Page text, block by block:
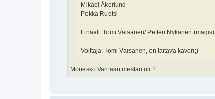
Mikael Åkerlund
Pekka Ruotsi
Finaali: Tomi Väisänen/ Petteri Nykänen (magis)
Voittaja: Tomi Väisänen, on taitava kaveri;)
Monesko Vantaan mestari oli ?